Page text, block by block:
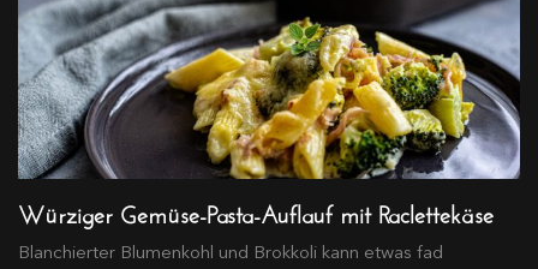
Würziger Gemüse-Pasta-Auflauf mit Raclettekäse
Blanchierter Blumenkohl und Brokkoli kann etwas fad